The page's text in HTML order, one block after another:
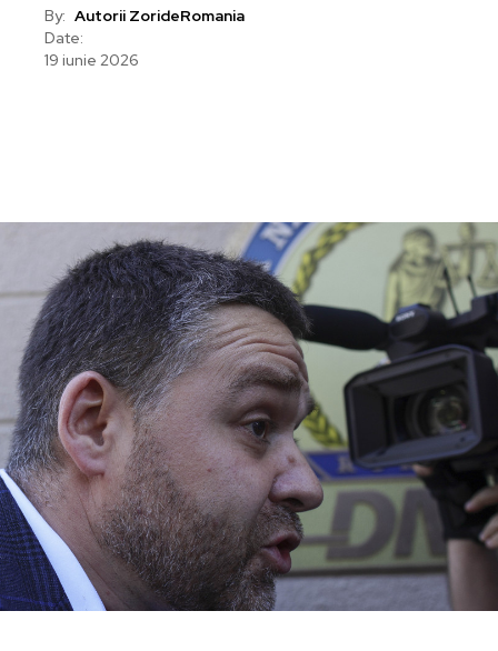
By: Autorii ZorideRomania
Date:
19 iunie 2026